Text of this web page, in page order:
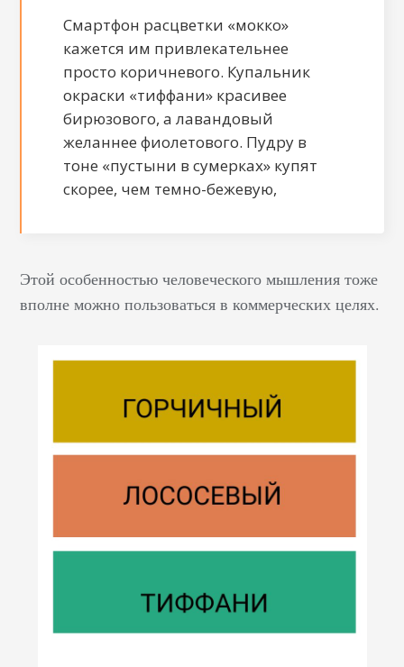
Смартфон расцветки «мокко»
кажется им привлекательнее
просто коричневого. Купальник
окраски «тиффани» красивее
бирюзового, а лавандовый
желаннее фиолетового. Пудру в
тоне «пустыни в сумерках» купят
скорее, чем темно-бежевую,
Этой особенностью человеческого мышления тоже
вполне можно пользоваться в коммерческих целях.